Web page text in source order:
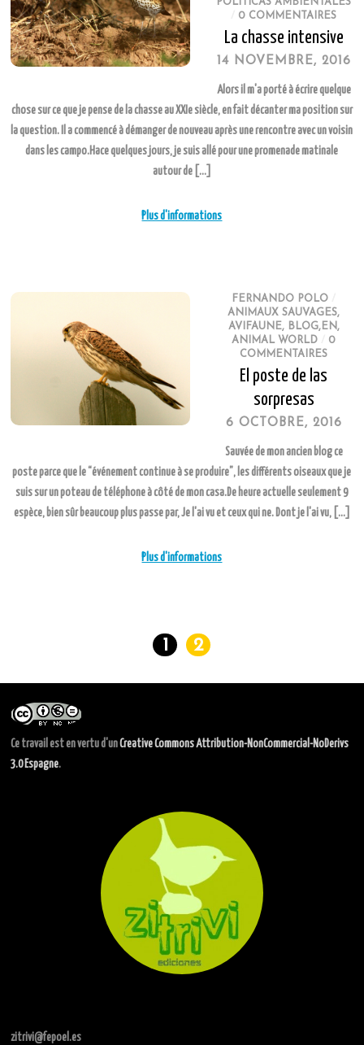
0 COMMENTAIRES
La chasse intensive
14 NOVEMBRE, 2016
Alors il m'a porté à écrire quelque
chose sur ce que je pense de la chasse au XXIe siècle, en fait décanter ma position sur
la question. Il a commencé à démanger de nouveau après une rencontre avec un voisin
dans les campo.Hace quelques jours, je suis allé pour une promenade matinale
autour de […]
Plus d'informations
FERNANDO POLO
ANIMAUX SAUVAGES,
AVIFAUNE, BLOG,EN,
ANIMAL WORLD
0
COMMENTAIRES
El poste de las
sorpresas
6 OCTOBRE, 2016
Sauvée de mon ancien blog ce
poste parce que le “événement continue à se produire”, les différents oiseaux que je
suis sur un poteau de téléphone à côté de mon casa.De heure actuelle seulement 9
espèce, bien sûr beaucoup plus passe par, Je l'ai vu et ceux qui ne. Dont je l'ai vu, […]
Plus d'informations
1 2
Ce travail est en vertu d'unCreative Commons Attribution-NonCommercial-NoDerivs
3.0 Espagne.
zitrivi@fepoel.es